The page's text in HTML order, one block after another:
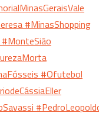
#MinasShopping
#MonteSião
#Ofutebol